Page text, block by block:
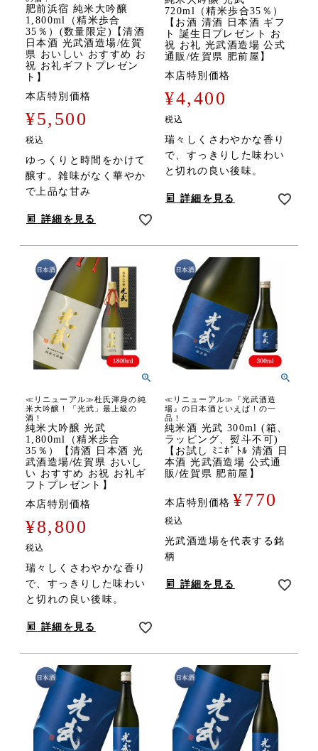
肥前浜宿 純米大吟醸
1,800ml（精米歩合
35％）(数量限定)【清酒
日本酒 光武酒造場/佐賀
県 おいしい おすすめ お
祝 お礼ギフトプレゼン
ト】
本店特別価格
¥5,500
税込
ゆっくりと時間をかけて
醸す。雑味がなく華やか
で上品な甘み
詳細を見る
720ml（精米歩合35％）
【お酒 清酒 日本酒 ギフ
ト 誕生日プレゼント お
祝 お礼 光武酒造場 公式
通販/佐賀県 肥前屋】
本店特別価格
¥4,400
税込
瑞々しくさわやかな香り
で、すっきりした味わい
と切れの良い後味。
詳細を見る
≪リニューアル≫杜氏渾身の純
米大吟醸！「光武」最上級の
酒！
純米大吟醸 光武
1,800ml（精米歩合
35％）【清酒 日本酒 光
武酒造場/佐賀県 おいし
い おすすめ お祝 お礼ギ
フトプレゼント】
本店特別価格
¥8,800
税込
瑞々しくさわやかな香り
で、すっきりした味わい
と切れの良い後味。
詳細を見る
≪リニューアル≫『光武酒造
場』の日本酒といえば！の一
品！
純米酒 光武 300ml (箱、
ラッピング、熨斗不可)
【お試し ﾐﾆﾎﾞﾄﾙ 清酒 日
本酒 光武酒造場 公式通
販/佐賀県 肥前屋】
本店特別価格 ¥770
税込
光武酒造場を代表する銘
柄
詳細を見る